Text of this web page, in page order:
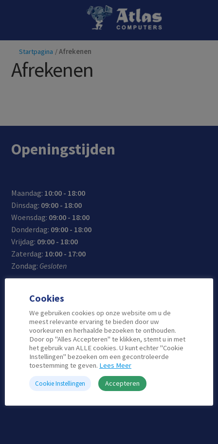
Ga
Ga
Startpagina /Afrekenen
Afrekenen
Openingstijden
Maandag: 10:00 - 18:00
Dinsdag: 09:00 - 18:00
Woensdag: 09:00 - 18:00
Donderdag: 09:00 - 18:00
Vrijdag: 09:00 - 18:00
Zaterdag: 10:00 - 17:00
Zondag: Gesloten
Contact
Telefoon: 0180-515-555
Email: info@atlascomputers.nl
Locatie: De Korf 41
2924 AH Krimpen aan den Ijssel
Laat een Review achter op Google
Cookies
We gebruiken cookies op onze website om u de
meest relevante ervaring te bieden door uw
voorkeuren en herhaalde bezoeken te onthouden.
Door op "Alles Accepteren" te klikken, stemt u in met
het gebruik van ALLE cookies. U kunt echter "Cookie
Instellingen" bezoeken om een gecontroleerde
toestemming te geven. Lees Meer
Cookie Instellingen Accepteren